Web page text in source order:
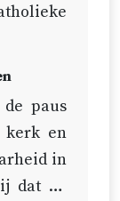
paus
kerk en
in
dat de